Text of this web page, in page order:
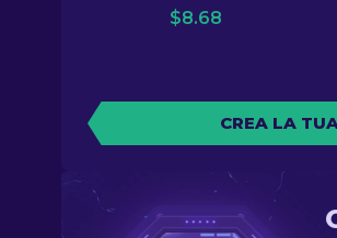
$8.68
CREA LA